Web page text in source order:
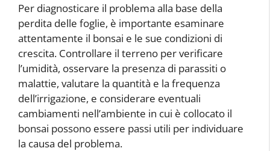
Per diagnosticare il problema alla base della
perdita delle foglie, è importante esaminare
attentamente il bonsai e le sue condizioni di
crescita. Controllare il terreno per verificare
l’umidità, osservare la presenza di parassiti o
malattie, valutare la quantità e la frequenza
dell’irrigazione, e considerare eventuali
cambiamenti nell’ambiente in cui è collocato il
bonsai possono essere passi utili per individuare
la causa del problema.